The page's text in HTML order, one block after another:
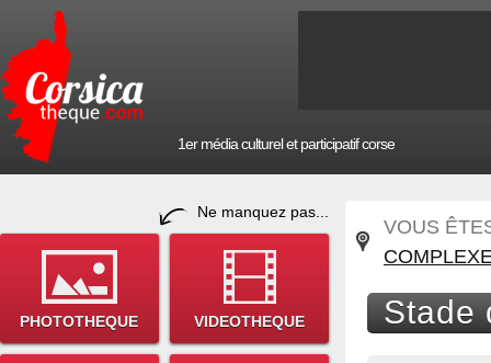
1er média culturel et participatif corse
Ne manquez pas...
PHOTOTHEQUE VIDEOTHEQUE
VOUS
Stade